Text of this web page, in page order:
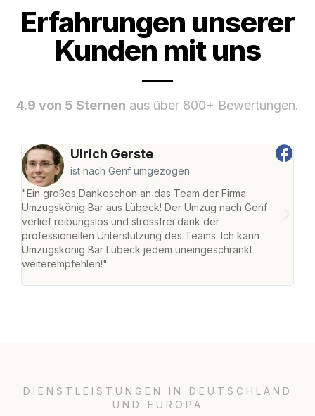
Erfahrungen unserer
Kunden mit uns
4.9 von 5 Sternen aus über 800+ Bewertungen.
Ulrich Gerste
ist nach Genf umgezogen
"Ein großes Dankeschön an das Team der Firma
Umzugskönig Bar aus Lübeck! Der Umzug nach Genf
verlief reibungslos und stressfrei dank der
professionellen Unterstützung des Teams. Ich kann
Umzugskönig Bar Lübeck jedem uneingeschränkt
weiterempfehlen!"
DIENSTLEISTUNGEN IN DEUTSCHLAND
UND EUROPA